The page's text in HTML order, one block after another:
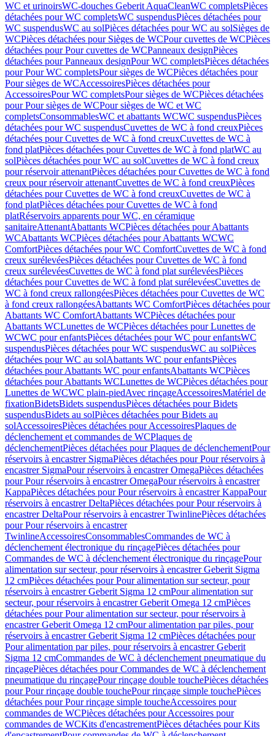
WC et urinoirsWC-douches Geberit AquaCleanWC completsPièces
détachées pour WC completsWC suspendusPièces détachées pour
WC suspendusWC au solPièces détachées pour WC au solSièges de
WCPièces détachées pour Sièges de WCPour cuvettes de WCPièces
détachées pour Pour cuvettes de WCPanneaux designPièces
détachées pour Panneaux designPour WC completsPièces détachées
pour Pour WC completsPour sièges de WCPièces détachées pour
Pour sièges de WCAccessoiresPièces détachées pour
AccessoiresPour WC completsPour sièges de WCPièces détachées
pour Pour sièges de WCPour sièges de WC et WC
completsConsommablesWC et abattants WCWC suspendusPièces
détachées pour WC suspendusCuvettes de WC à fond creuxPièces
détachées pour Cuvettes de WC à fond creuxCuvettes de WC à
fond platPièces détachées pour Cuvettes de WC à fond platWC au
solPièces détachées pour WC au solCuvettes de WC à fond creux
pour réservoir attenantPièces détachées pour Cuvettes de WC à fond
creux pour réservoir attenantCuvettes de WC à fond creuxPièces
détachées pour Cuvettes de WC à fond creuxCuvettes de WC à
fond platPièces détachées pour Cuvettes de WC à fond
platRéservoirs apparents pour WC, en céramique
sanitaireAttenantAbattants WCPièces détachées pour Abattants
WCAbattants WCPièces détachées pour Abattants WCWC
ComfortPièces détachées pour WC ComfortCuvettes de WC à fond
creux surélevéesPièces détachées pour Cuvettes de WC à fond
creux surélevéesCuvettes de WC à fond plat surélevéesPièces
détachées pour Cuvettes de WC à fond plat surélevéesCuvettes de
WC à fond creux rallongéesPièces détachées pour Cuvettes de WC
à fond creux rallongéesAbattants WC ComfortPièces détachées pour
Abattants WC ComfortAbattants WCPièces détachées pour
Abattants WCLunettes de WCPièces détachées pour Lunettes de
WCWC pour enfantsPièces détachées pour WC pour enfantsWC
suspendusPièces détachées pour WC suspendusWC au solPièces
détachées pour WC au solAbattants WC pour enfantsPièces
détachées pour Abattants WC pour enfantsAbattants WCPièces
détachées pour Abattants WCLunettes de WCPièces détachées pour
Lunettes de WCWC plain-piedAvec rinçageAccessoiresMatériel de
fixationBidetsBidets suspendusPièces détachées pour Bidets
suspendusBidets au solPièces détachées pour Bidets au
solAccessoiresPièces détachées pour AccessoiresPlaques de
déclenchement et commandes de WCPlaques de
déclenchementPièces détachées pour Plaques de déclenchementPour
réservoirs à encastrer SigmaPièces détachées pour Pour réservoirs à
encastrer SigmaPour réservoirs à encastrer OmegaPièces détachées
pour Pour réservoirs à encastrer OmegaPour réservoirs à encastrer
KappaPièces détachées pour Pour réservoirs à encastrer KappaPour
réservoirs à encastrer DeltaPièces détachées pour Pour réservoirs à
encastrer DeltaPour réservoirs à encastrer TwinlinePièces détachées
pour Pour réservoirs à encastrer
TwinlineAccessoiresConsommablesCommandes de WC à
déclenchement électronique du rinçagePièces détachées pour
Commandes de WC à déclenchement électronique du rinçagePour
alimentation sur secteur, pour réservoirs à encastrer Geberit Sigma
12 cmPièces détachées pour Pour alimentation sur secteur, pour
réservoirs à encastrer Geberit Sigma 12 cmPour alimentation sur
secteur, pour réservoirs à encastrer Geberit Omega 12 cmPièces
détachées pour Pour alimentation sur secteur, pour réservoirs à
encastrer Geberit Omega 12 cmPour alimentation par piles, pour
réservoirs à encastrer Geberit Sigma 12 cmPièces détachées pour
Pour alimentation par piles, pour réservoirs à encastrer Geberit
Sigma 12 cmCommandes de WC à déclenchement pneumatique du
rinçagePièces détachées pour Commandes de WC à déclenchement
pneumatique du rinçagePour rinçage double touchePièces détachées
pour Pour rinçage double touchePour rinçage simple touchePièces
détachées pour Pour rinçage simple toucheAccessoires pour
commandes de WCPièces détachées pour Accessoires pour
commandes de WCKits d'encastrementPièces détachées pour Kits